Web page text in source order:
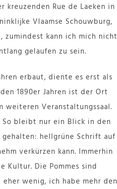
Rue de Laeken in
Vlaamse Schouwburg,
zumindest kann ich mich nicht
gelaufen zu sein.
erbaut, diente es erst als
1890er Jahren ist der Ort
weiteren Veranstaltungssaal.
So bleibt nur ein Blick in den
gehalten: hellgrüne Schrift auf
verkürzen kann. Immerhin
Kultur. Die Pommes sind
wenig, ich habe mehr den